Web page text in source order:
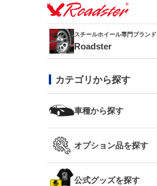
雷神(S15)
龍神(チェイサー)
レーシングライン
アタックライン
ストリームライン
ブラッシュフェンダー
コンバットアイ
GTウイング
リアウイング
ルーフウイング
MUD-SR7
MUD-S7
ボンネット
フェンダー
サイドパーツ
エアロシリーズ
LUX MODEL SP
LUX MODEL
RUGGER MODEL
GROUND MODEL
オーバーフェンダー
リアウイング
スムージングバンパー
ワイパーガード
スチールホイール専門ブランド
Roadster
DAYTONA-RS
DAYTONA-RS NEO
まつど家 鉄漢
カテゴリから探す
車種から探す
トヨタ
スズキ
オプション品を探す
GTウイング用ラダー
公式グッズを探す